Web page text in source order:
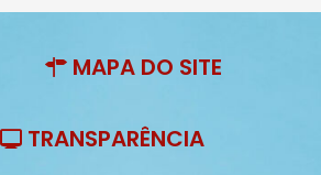
MAPA DO SITE
TRANSPARÊNCIA